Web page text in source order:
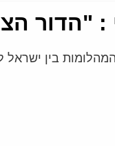
"הדור
בין ישראל